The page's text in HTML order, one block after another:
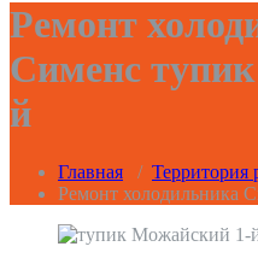
Ремонт
Сименс
й
Главная / Территория
Ремонт холодильника